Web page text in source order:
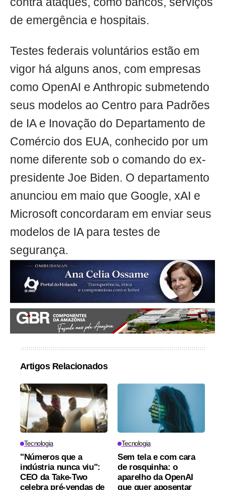
de emergência e hospitais.
Testes federais voluntários estão em
vigor há alguns anos, com empresas
como OpenAI e Anthropic submetendo
seus modelos ao Centro para Padrões
de IA e Inovação do Departamento de
Comércio dos EUA, conhecido por um
nome diferente sob o comando do ex-
presidente Joe Biden. O departamento
anunciou em maio que Google, xAI e
Microsoft concordaram em enviar seus
modelos de IA para testes de
segurança.
Artigos Relacionados
Tecnologia
"Números que a
indústria nunca viu":
CEO da Take-Two
celebra pré-vendas de
Tecnologia
Sem tela e com cara
de rosquinha: o
aparelho da OpenAI
que quer aposentar